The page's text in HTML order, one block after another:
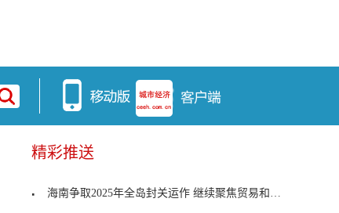
精彩推送
海南争取2025年全岛封关运作 继续聚焦贸易和投资自